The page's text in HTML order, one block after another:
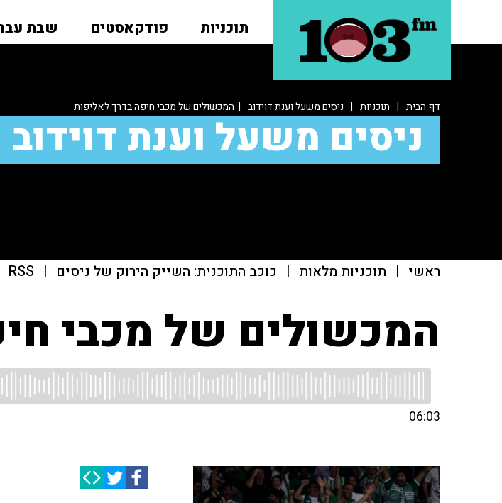
תוכניות פודקאסטים שבת
דף הבית | תוכניות | ניסים משעל וענת דוידוב | המכשולים של מכבי חיפה בדרך לאליפות
ניסים משעל וענת דוידוב
ראשי | תוכניות מלאות | כוכב התוכנית: השייק הירוק של ניסים |
RSS
המכשולים של מכבי
06:03